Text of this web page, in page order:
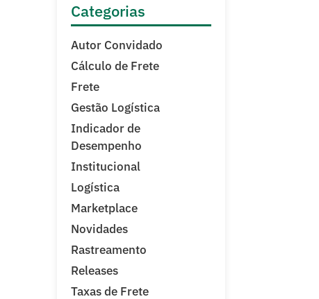
Categorias
Autor Convidado
Cálculo de Frete
Frete
Gestão Logística
Indicador de
Desempenho
Institucional
Logística
Marketplace
Novidades
Rastreamento
Releases
Taxas de Frete